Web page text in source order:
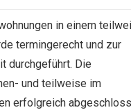
in einem
termingerecht und zur
durchgeführt. Die
und teilweise im
erfolgreich